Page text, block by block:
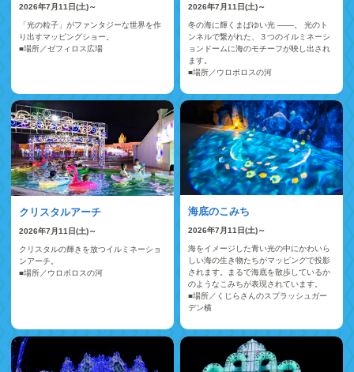
2026年7月11日(土)～
「光の粒子」がファンタジーな世界を作
り出すマッピングショー。
■場所／ゼフィロス広場
2026年7月11日(土)～
冬の海に輝くまばゆい光 ───。 光のト
ンネルで繋がれた、３つのイルミネーシ
ョンドームに海のモチーフが映し出され
ます。
■場所／ウロボロスの河
クリスタルアーチ
2026年7月11日(土)～
クリスタルの輝きを放つイルミネーショ
ンアーチ。
■場所／ウロボロスの河
海底のこみち
2026年7月11日(土)～
海をイメージした青い光の中にかわいら
しい海の生き物たちがマッピングで投影
されます。まるで海底を散歩しているか
のようなこみちが表現されています。
■場所／くじらさんのスプラッシュガー
デン横